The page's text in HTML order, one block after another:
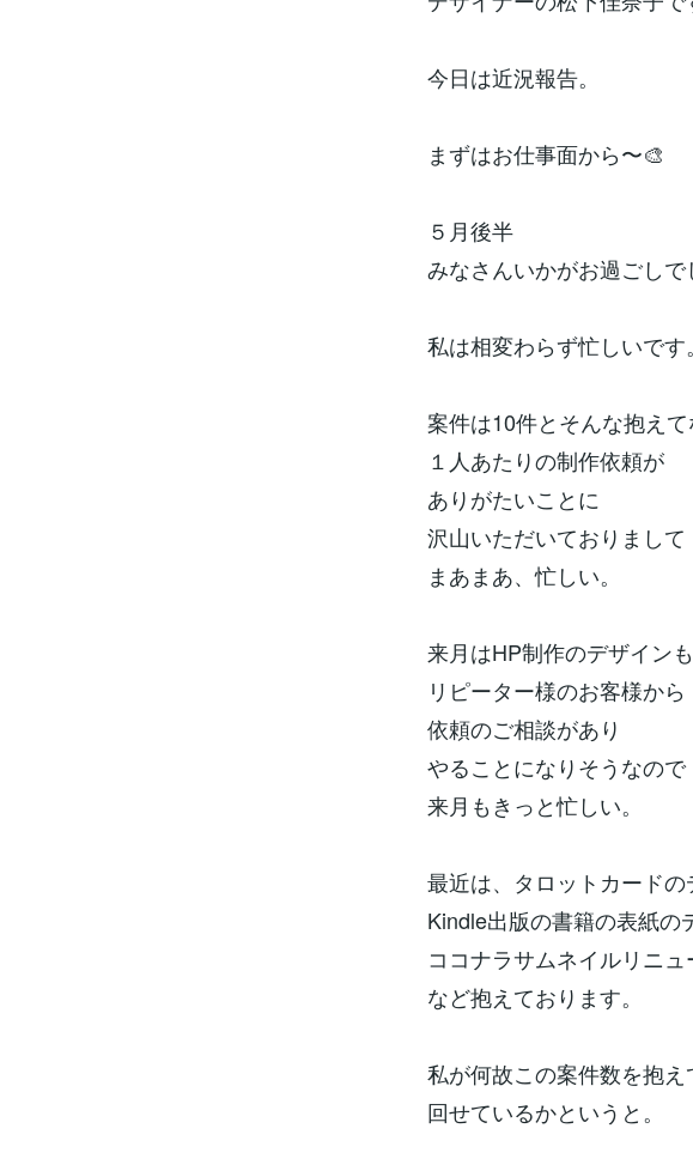
今日は近況報告。
まずはお仕事面から〜🎨
５月後半
みなさんいかがお過ごしで
私は相変わらず忙しいです。
案件は10件とそんな抱え
１人あたりの制作依頼が
ありがたいことに
沢山いただいておりまして
まあまあ、忙しい。
来月はHP制作のデザインも
リピーター様のお客様から
依頼のご相談があり
やることになりそうなので
来月もきっと忙しい。
最近は、タロットカードの
Kindle出版の書籍の表紙の
ココナラサムネイルリニ
など抱えております。
私が何故この案件数を抱え
回せているかというと。